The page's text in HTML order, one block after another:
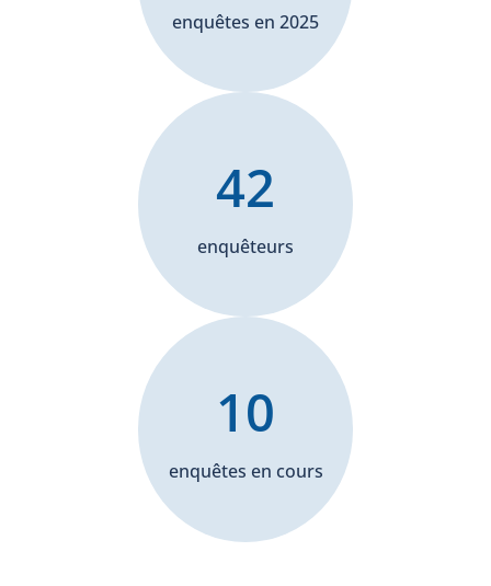
enquêtes en 2025
enquêteurs
42
enquêtes en cours
10